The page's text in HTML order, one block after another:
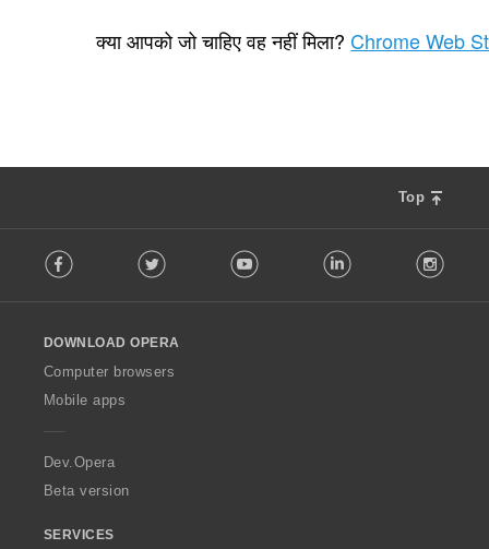
ख्या
क्या आपको जो चाहिए वह नहीं मिला? Chrome Web
Top
o
w
O
p
a
Facebook Twitter Youtube LinkedIn
DOWNLOAD OPERA
Computer browsers
Mobile apps
Dev.Opera
Beta version
SERVICES